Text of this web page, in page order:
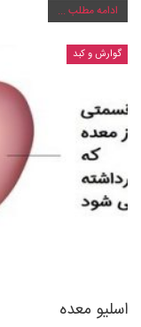
ادامه مطلب ...
گوارش و کبد
اسلیو معده